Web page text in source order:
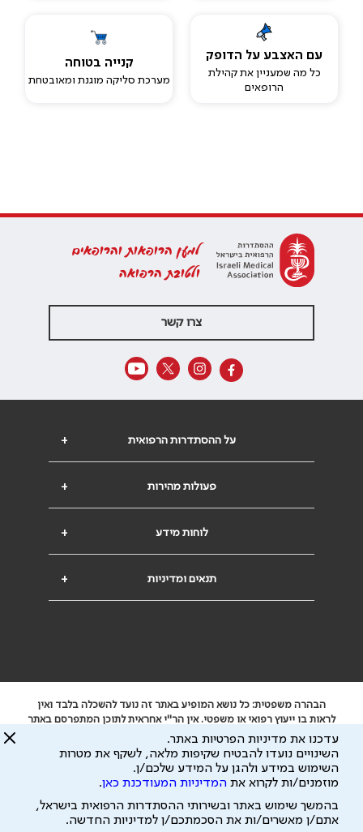
עם האצבע על הדופק
כל מה שמעניין את קהילת
הרופאים
קנייה בטוחה
מערכת סליקה מוגנת ומאובטחת
למען הרופאות והרופאים
ולטובת הרפואה
צרו קשר
+ על ההסתדרות הרפואית
+ פעולות מהירות
+ לוחות מידע
+ תנאים ומדיניות
הבהרה משפטית: כל נושא המופיע באתר זה נועד להשכלה בלבד ואין
לראות בו ייעוץ רפואי או משפטי. אין הר"י אחראית לתוכן המתפרסם באתר
זה ולכל נזק שעלול להיגרם.
ידוע לי שהר"י אוספת ושומרת מידע אישי לצורך מתן השרות וכי חלק ממנו
עשוי להיות מועבר לצדדים שלישיים, הכל בכפוף ל
ולתנאי השימוש
פיתוח ע"י עיצוב ע"י
עדכנו את מדיניות הפרטיות באתר.
השינויים נועדו להבטיח שקיפות מלאה, לשקף את מטרות
השימוש במידע ולהגן על המידע שלכם/ן.
מוזמנים/ות לקרוא את המדיניות המעודכנת כאן.
בהמשך שימוש באתר ובשירותי ההסתדרות הרפואית בישראל,
אתם/ן מאשרים/ות את הסכמתכם/ן למדיניות החדשה.